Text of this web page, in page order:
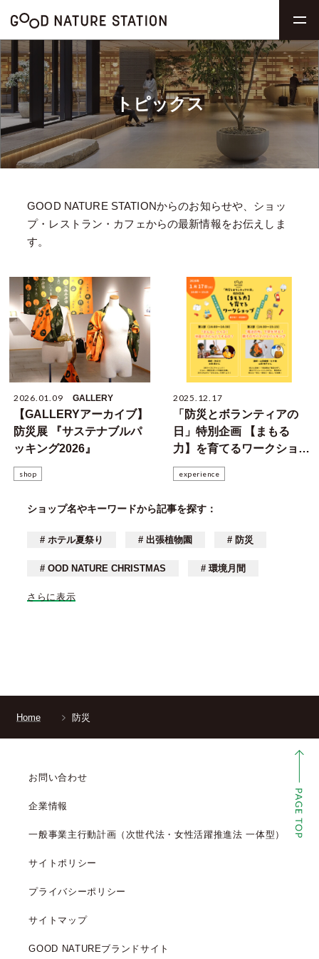
トピックス
GOOD NATURE STATIONからのお知らせや、ショッ
プ・レストラン・カフェからの最新情報をお伝えしま
す。
2026.01.09 GALLERY
【GALLERYアーカイブ】
防災展 『サステナブルパ
ッキング2026』
shop
2025.12.17
「防災とボランティアの
日」特別企画 【まもる
力】を育てるワークショッ
プ＜1/17＞
experience
ショップ名やキーワードから記事を探す：
# ホテル夏祭り # 出張植物園 # 防災
# OOD NATURE CHRISTMAS # 環境月間
さらに表示
Home 防災
お問い合わせ
企業情報
一般事業主行動計画（次世代法・女性活躍推進法 一体型）
サイトポリシー
プライバシーポリシー
サイトマップ
GOOD NATUREブランドサイト